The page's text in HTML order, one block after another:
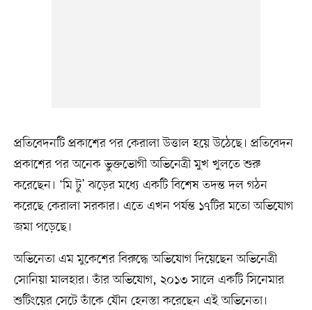
প্রতিবেদনটি প্রকাশের পর কেরালা উত্তাল হয়ে উঠেছে। প্রতিবেদন
প্রকাশের পর অনেক ভুক্তভোগী অভিনেত্রী মুখ খুলতে শুরু
করেছেন। ‘মি টু’ ঝড়ের মধ্যে একটি বিশেষ তদন্ত দল গঠন
করেছে কেরালা সরকার। এতে এখন পর্যন্ত ১৭টির মতো অভিযোগ
জমা পড়েছে।
অভিনেতা এম মুকেশের বিরুদ্ধে অভিযোগ দিয়েছেন অভিনেত্রী
সোনিয়া মালহার। তাঁর অভিযোগ, ২০১৩ সালে একটি সিনেমার
শুটিংয়ের সেটে তাঁকে যৌন হেনস্তা করেছেন এই অভিনেতা।